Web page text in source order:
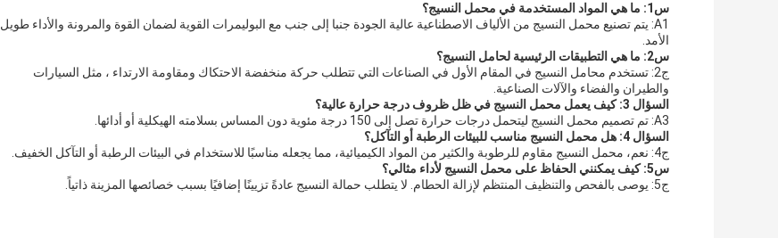
س1: ما هي المواد المستخدمة في محمل النسيج؟
A1: يتم تصنيع محمل النسيج من الألياف الاصطناعية عالية الجودة جنبا إلى جنب مع البوليمرات القوية لضمان القوة والمرونة والأداء طويل
الأمد.
س2: ما هي التطبيقات الرئيسية لحامل النسيج؟
ج2: تستخدم محامل النسيج في المقام الأول في الصناعات التي تتطلب حركة منخفضة الاحتكاك ومقاومة الارتداء ، مثل السيارات
والطيران والفضاء والآلات الصناعية.
السؤال 3: كيف يعمل محمل النسيج في ظل ظروف درجة حرارة عالية؟
A3: تم تصميم محمل النسيج ليتحمل درجات حرارة تصل إلى 150 درجة مئوية دون المساس بسلامته الهيكلية أو أدائها.
السؤال 4: هل محمل النسيج مناسب للبيئات الرطبة أو التآكل؟
ج4: نعم، محمل النسيج مقاوم للرطوبة والكثير من المواد الكيميائية، مما يجعله مناسبًا للاستخدام في البيئات الرطبة أو التآكل الخفيف.
س5: كيف يمكنني الحفاظ على محمل النسيج لأداء مثالي؟
ج5: يوصى بالفحص والتنظيف المنتظم لإزالة الحطام. لا يتطلب حمالة النسيج عادةً تزيينًا إضافيًا بسبب خصائصها المزينة ذاتياً.